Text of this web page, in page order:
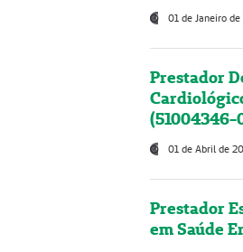
01 de Janeiro
Prestador
(51004346-
01 de Abril de
Prestador
em Saúde